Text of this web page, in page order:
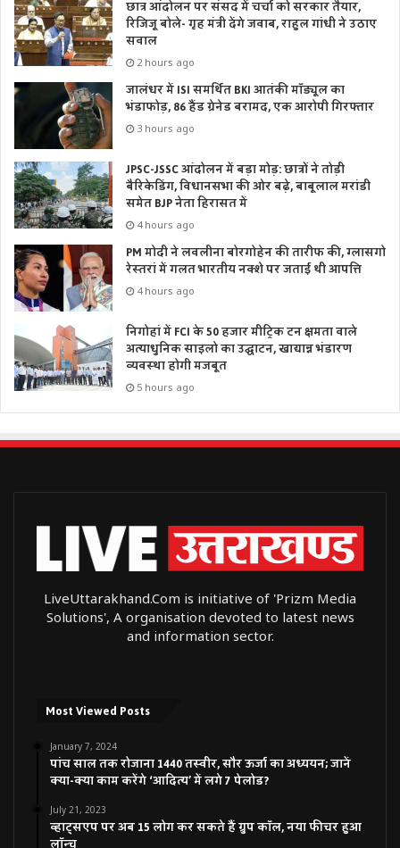
छात्र आंदोलन पर संसद में चर्चा को सरकार तैयार,
रिजिजू बोले- गृह मंत्री देंगे जवाब, राहुल गांधी ने उठाए
सवाल
2 hours ago
जालंधर में ISI समर्थित BKI आतंकी मॉड्यूल का
भंडाफोड़, 86 हैंड ग्रेनेड बरामद, एक आरोपी गिरफ्तार
3 hours ago
JPSC-JSSC आंदोलन में बड़ा मोड़: छात्रों ने तोड़ी
बैरिकेडिंग, विधानसभा की ओर बढ़े, बाबूलाल मरांडी
समेत BJP नेता हिरासत में
4 hours ago
PM मोदी ने लवलीना बोरगोहेन की तारीफ की, ग्लासगो
रेस्तरां में गलत भारतीय नक्शे पर जताई थी आपत्ति
4 hours ago
निगोहां में FCI के 50 हजार मीट्रिक टन क्षमता वाले
अत्याधुनिक साइलो का उद्घाटन, खाद्यान्न भंडारण
व्यवस्था होगी मजबूत
5 hours ago
LiveUttarakhand.Com is initiative of 'Prizm Media
Solutions', A organisation devoted to latest news
and information sector.
Most Viewed Posts
January 7, 2024
पांच साल तक रोजाना 1440 तस्वीर, सौर ऊर्जा का अध्ययन; जानें
क्या-क्या काम करेंगे ‘आदित्य’ में लगे 7 पेलोड?
July 21, 2023
व्हाट्सएप पर अब 15 लोग कर सकते हैं ग्रुप कॉल, नया फीचर हुआ